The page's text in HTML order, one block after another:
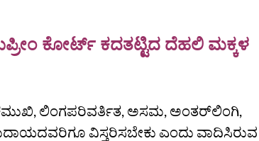
ಕೋರ್ಟ್‌ ಕದತಟ್ಟಿದ ದೆಹಲಿ ಮಕ್ಕಳ
ಲಿಂಗಪರಿವರ್ತಿತ, ಅಸಮ, ಅಂತರ್‌ಲಿಂಗಿ,
ವಿಸ್ತರಿಸಬೇಕು ಎಂದು ವಾದಿಸಿರುವ